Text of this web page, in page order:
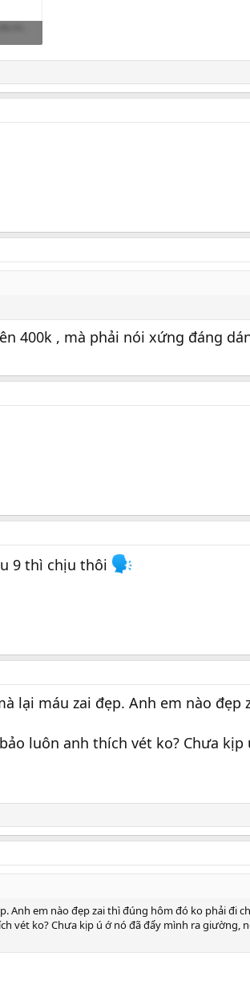
400k , mà phải nói xứng đáng
9 thì chịu thôi
lại máu zai đẹp. Anh em nào
luôn anh thích vét ko? Chưa
Anh em nào đẹp zai thì đúng hôm đó ko phải đi
vét ko? Chưa kịp ú ớ nó đã đẩy mình ra giường,